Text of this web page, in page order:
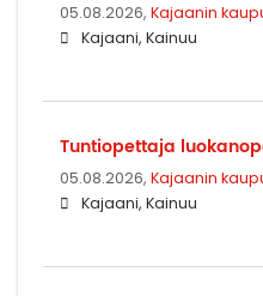
05.08.2026, Kajaanin
Kajaani, Kainuu
Tuntiopettaja
05.08.2026, Kajaanin
Kajaani, Kainuu